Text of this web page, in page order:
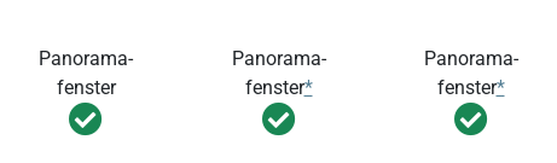
Panorama-
fenster
Panorama-
fenster*
Panorama-
fenster*